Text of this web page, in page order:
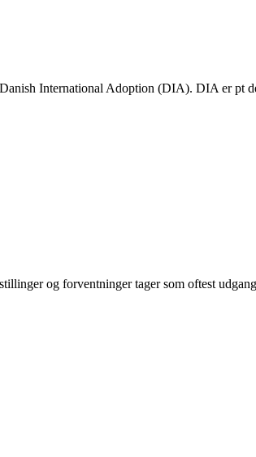
International Adoption (DIA). DIA er pt
og forventninger tager som oftest